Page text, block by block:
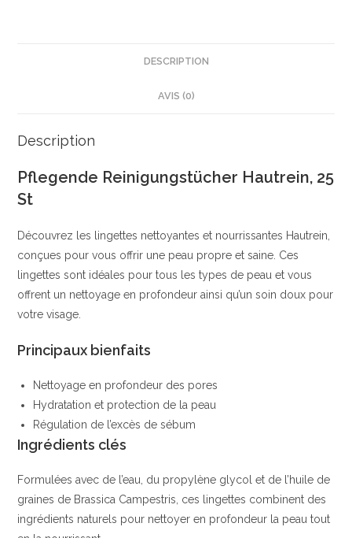
|
naturels
|
DESCRIPTION
AVIS (0)
Description
Pflegende Reinigungstücher Hautrein, 25
St
Découvrez les lingettes nettoyantes et nourrissantes Hautrein,
conçues pour vous offrir une peau propre et saine. Ces
lingettes sont idéales pour tous les types de peau et vous
offrent un nettoyage en profondeur ainsi qu’un soin doux pour
votre visage.
Principaux bienfaits
Nettoyage en profondeur des pores
Hydratation et protection de la peau
Régulation de l’excès de sébum
Ingrédients clés
Formulées avec de l’eau, du propylène glycol et de l’huile de
graines de Brassica Campestris, ces lingettes combinent des
ingrédients naturels pour nettoyer en profondeur la peau tout